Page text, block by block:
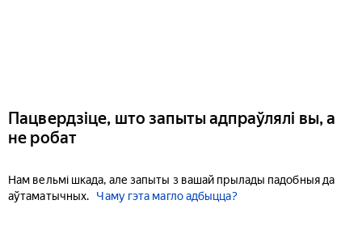
Пацвердзіце, што запыты адпраўлялі вы, а
не робат
Нам вельмі шкада, але запыты з вашай прылады падобныя да
аўтаматычных.
Чаму гэта магло адбыцца?